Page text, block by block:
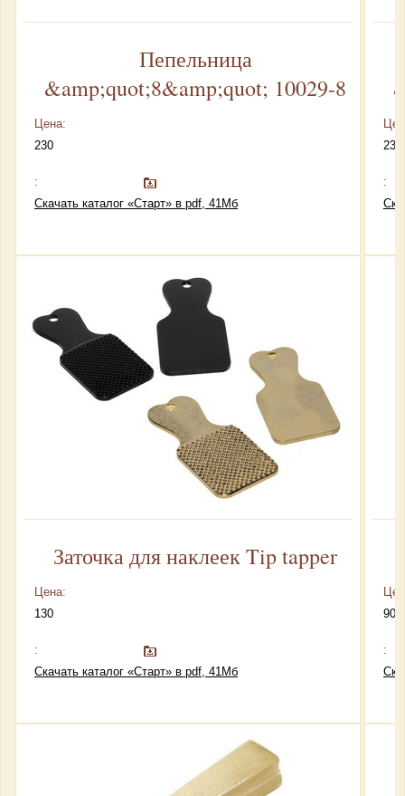
Пепельница
&amp;quot;8&amp;quot; 10029-8
Цена:
230
:
Скачать каталог «Старт» в pdf, 41Мб
230
:
Заточка для наклеек Tip tapper
Цена:
130
:
Скачать каталог «Старт» в pdf, 41Мб
90
: